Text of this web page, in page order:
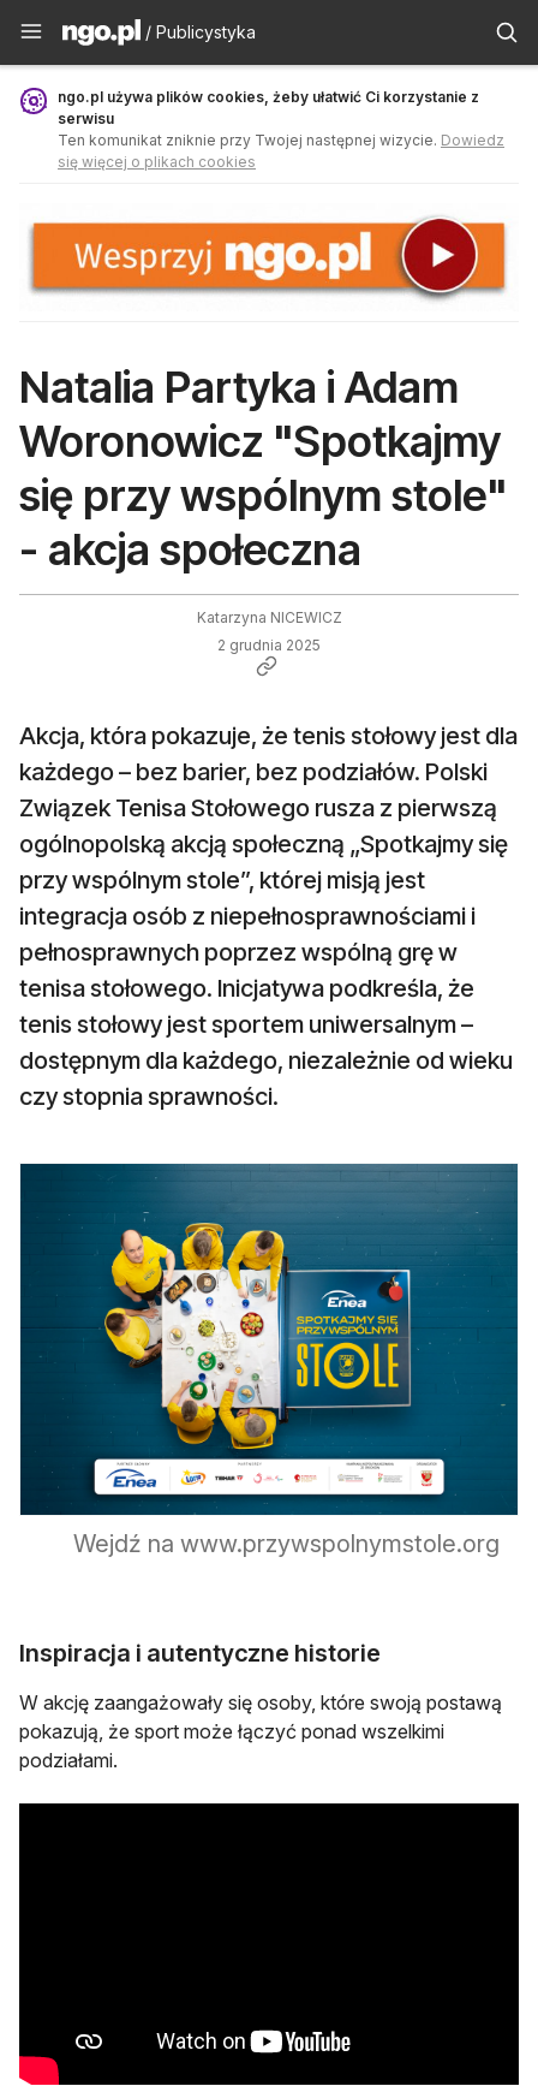
Publicystyka - ngo.pl
/ Publicystyka
ngo.pl używa plików cookies, żeby ułatwić Ci korzystanie z
serwisu
Ten komunikat zniknie przy Twojej następnej wizycie. Dowiedz
się więcej o plikach cookies
Natalia Partyka i Adam
Woronowicz "Spotkajmy
się przy wspólnym stole"
- akcja społeczna
Katarzyna NICEWICZ
2 grudnia 2025
Akcja, która pokazuje, że tenis stołowy jest dla
każdego – bez barier, bez podziałów. Polski
Związek Tenisa Stołowego rusza z pierwszą
ogólnopolską akcją społeczną „Spotkajmy się
przy wspólnym stole”, której misją jest
integracja osób z niepełnosprawnościami i
pełnosprawnych poprzez wspólną grę w
tenisa stołowego. Inicjatywa podkreśla, że
tenis stołowy jest sportem uniwersalnym –
dostępnym dla każdego, niezależnie od wieku
czy stopnia sprawności.
Wejdź na www.przywspolnymstole.org
Inspiracja i autentyczne historie
W akcję zaangażowały się osoby, które swoją postawą
pokazują, że sport może łączyć ponad wszelkimi
podziałami.